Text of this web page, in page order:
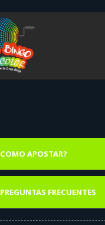
COMO APOSTAR?
PREGUNTAS FRECUENTES